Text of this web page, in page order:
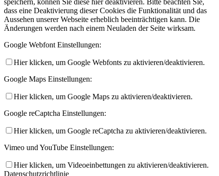
speichern, können Sie diese hier deaktivieren. Bitte beachten Sie,
dass eine Deaktivierung dieser Cookies die Funktionalität und das
Aussehen unserer Webseite erheblich beeinträchtigen kann. Die
Änderungen werden nach einem Neuladen der Seite wirksam.
Google Webfont Einstellungen:
Hier klicken, um Google Webfonts zu aktivieren/deaktivieren.
Google Maps Einstellungen:
Hier klicken, um Google Maps zu aktivieren/deaktivieren.
Google reCaptcha Einstellungen:
Hier klicken, um Google reCaptcha zu aktivieren/deaktivieren.
Vimeo und YouTube Einstellungen:
Hier klicken, um Videoeinbettungen zu aktivieren/deaktivieren.
Datenschutzrichtlinie